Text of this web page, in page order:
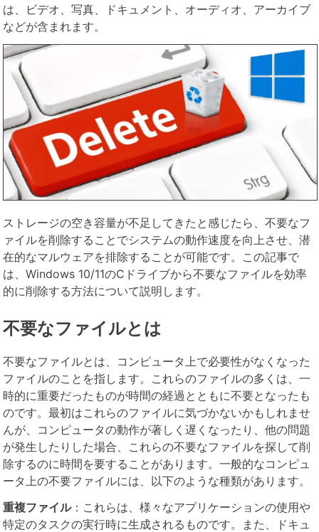
は、ビデオ、写真、ドキュメント、オーディオ、アーカイブ
などが含まれます。
ストレージの空き容量が不足してきたと感じたら、不要なフ
ァイルを削除することでシステムの動作速度を向上させ、潜
在的なマルウェアを排除することが可能です。この記事で
は、Windows 10/11のCドライブから不要なファイルを効率
的に削除する方法について説明します。
不要なファイルとは
不要なファイルとは、コンピュータ上で必要性がなくなった
ファイルのことを指します。これらのファイルの多くは、一
時的に重要だったものが時間の経過とともに不要となったも
のです。最初はこれらのファイルに気づかないかもしれませ
んが、コンピュータの動作が著しく遅くなったり、他の問題
が発生したりした場合、これらの不要なファイルを探して削
除するのに時間を要することがあります。一般的なコンピュ
ータ上の不要ファイルには、以下のような種類があります。
重複ファイル：これらは、様々なアプリケーションの使用や
特定のタスクの実行時に生成されるものです。また、ドキュ